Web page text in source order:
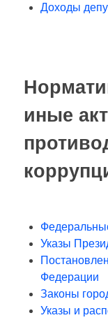
Доходы
иные
Указы
Федерации
Законы
Указы и